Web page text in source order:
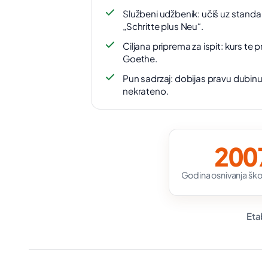
Službeni udžbenik: učiš uz
„Schritte plus Neu“.
Ciljana priprema za ispit: kurs te
Goethe.
Pun sadrzaj: dobijas pravu
nekrateno.
Godina osnivanja